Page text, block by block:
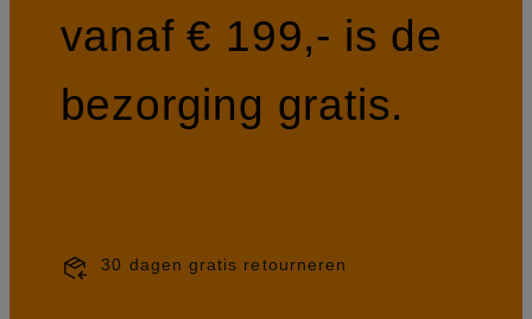
vanaf € 199,- is de
bezorging gratis.
30 dagen gratis retourneren